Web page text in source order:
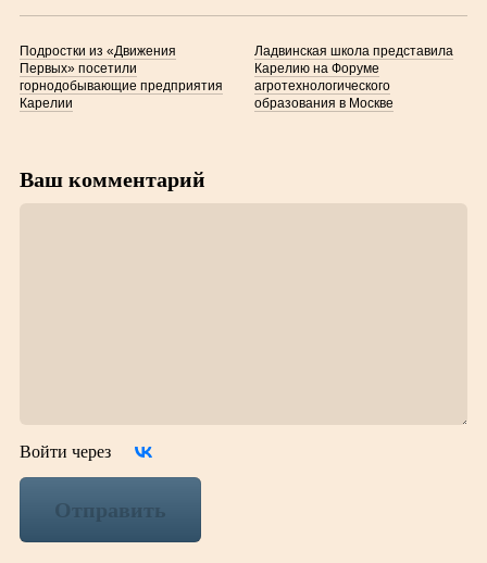
Подростки из «Движения
Первых» посетили
горнодобывающие предприятия
Карелии
Ладвинская школа представила
Карелию на Форуме
агротехнологического
образования в Москве
Ваш комментарий
Войти через
Отправить